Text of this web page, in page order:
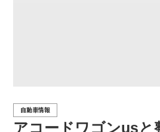
アコードワゴンusと
自動車情報